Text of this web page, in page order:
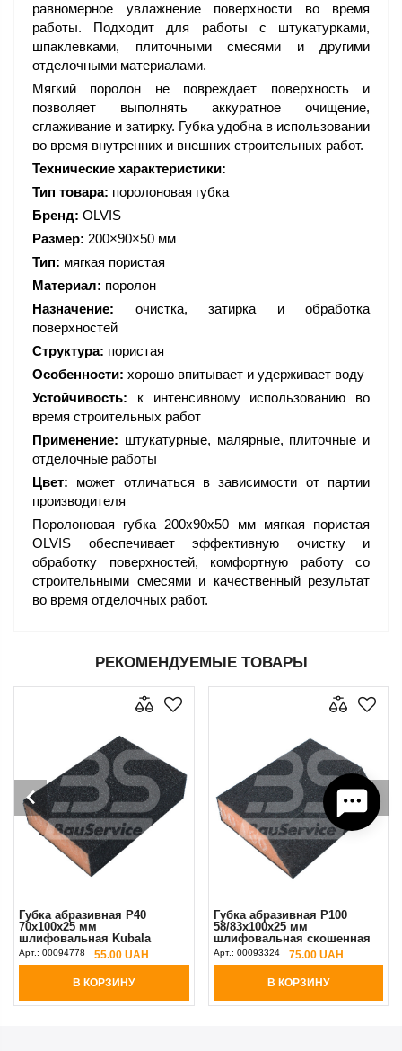
равномерное увлажнение поверхности во время
работы. Подходит для работы с штукатурками,
шпаклевками, плиточными смесями и другими
отделочными материалами.
Мягкий поролон не повреждает поверхность и
позволяет выполнять аккуратное очищение,
сглаживание и затирку. Губка удобна в использовании
во время внутренних и внешних строительных работ.
Технические характеристики:
Тип товара: поролоновая губка
Бренд: OLVIS
Размер: 200×90×50 мм
Тип: мягкая пористая
Материал: поролон
Назначение: очистка, затирка и обработка
поверхностей
Структура: пористая
Особенности: хорошо впитывает и удерживает воду
Устойчивость: к интенсивному использованию во
время строительных работ
Применение: штукатурные, малярные, плиточные и
отделочные работы
Цвет: может отличаться в зависимости от партии
производителя
Поролоновая губка 200х90х50 мм мягкая пористая
OLVIS обеспечивает эффективную очистку и
обработку поверхностей, комфортную работу со
строительными смесями и качественный результат
во время отделочных работ.
РЕКОМЕНДУЕМЫЕ ТОВАРЫ
Губка абразивная P40
70х100х25 мм
шлифовальная Kubala
Арт.: 00094778 55.00 UAH
В КОРЗИНУ
Губка абразивная P100
58/83х100х25 мм
шлифовальная скошенная
Kubala
Арт.: 00093324 75.00 UAH
В КОРЗИНУ